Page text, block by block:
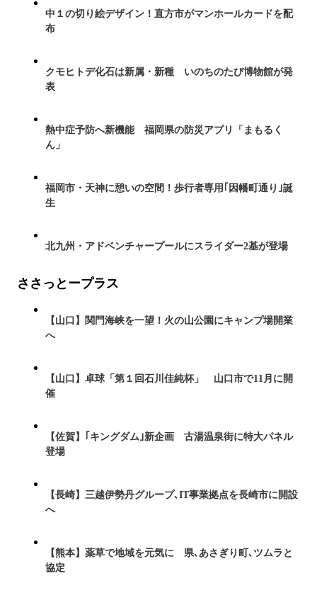
中１の切り絵デザイン！直方市がマンホールカードを配
布
クモヒトデ化石は新属・新種 いのちのたび博物館が発
表
熱中症予防へ新機能 福岡県の防災アプリ「まもるく
ん」
福岡市・天神に憩いの空間！歩行者専用｢因幡町通り｣誕
生
北九州・アドベンチャープールにスライダー2基が登場
ささっとープラス
【山口】関門海峡を一望！火の山公園にキャンプ場開業
へ
【山口】卓球「第１回石川佳純杯」 山口市で11月に開
催
【佐賀】｢キングダム｣新企画 古湯温泉街に特大パネル
登場
【長崎】三越伊勢丹グループ､IT事業拠点を長崎市に開設
へ
【熊本】薬草で地域を元気に 県､あさぎり町､ツムラと
協定